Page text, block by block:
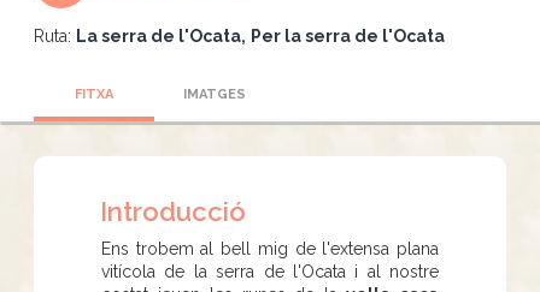
Ruta: La serra de l'Ocata Per la serra de l'Ocata
FITXA IMATGES
Introducció
Ens trobem al bell mig de l'extensa plana
vitícola de la serra de l'Ocata i al nostre